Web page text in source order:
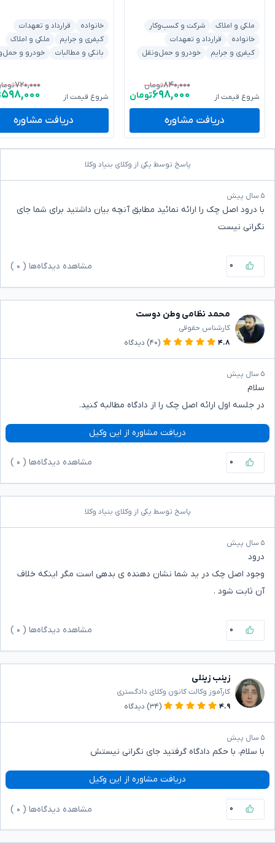
ملکی و املاک
شرکت و کسب‌وکار
خانواده
قرارداد و تعهدات
کیفری و جرایم
خودرو و حمل‌ونقل
شروع قیمت از
۸۴۰,۰۰۰تومان
۶۹۸,۰۰۰تومان
دریافت مشاوره
خانواده
قرارداد و تعهدات
کیفری و جرایم
ملکی و املاک
بانکی و مطالبات
خودرو و
شروع قیمت از
۷۲۰,۰۰۰
۵۹۸,۰۰۰
دریافت مشاوره
پاسخ توسط یکی از وکلای بنیاد وکلا
۵ سال پیش
با درود اصل‌ چک را ارائه نمائید مطابق آنچه بیان داشتید برای شما جای
نگرانی نیست
۰ مشاهده دیدگاه‌ها ( ۰
محمد نظامی وطن دوست
کارشناس حقوقی
۴.۸
(۴۰) دیدگاه
۵ سال پیش
سلام
در جلسه اول ارائه اصل چک را از دادگاه مطالبه کنید.
دریافت مشاوره از این وکیل
۰ مشاهده دیدگاه‌ها ( ۰
پاسخ توسط یکی از وکلای بنیاد وکلا
۵ سال پیش
درود
وجود اصل چک در ید شما نشان دهنده ی بدهی است مگر اینکه خلاف
آن ثابت شود .
۰ مشاهده دیدگاه‌ها ( ۰
زینب زینلی
کارآموز وکالت کانون وکلای دادگستری
۴.۹
(۳۴) دیدگاه
۵ سال پیش
با سلام، با حکم دادگاه گرفتید جای نگرانی نیستش
دریافت مشاوره از این وکیل
۰ مشاهده دیدگاه‌ها ( ۰